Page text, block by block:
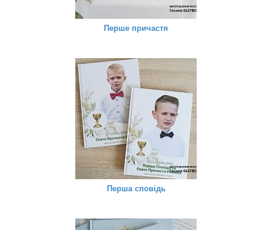
Перше причастя
Перша сповідь